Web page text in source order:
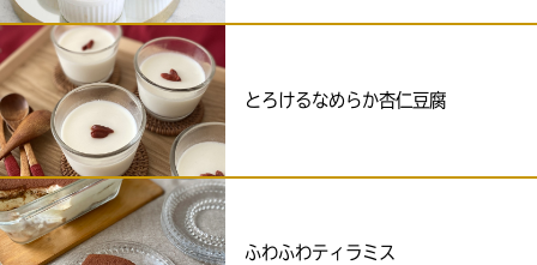
とろけるなめらか杏仁豆腐
ふわふわティラミス